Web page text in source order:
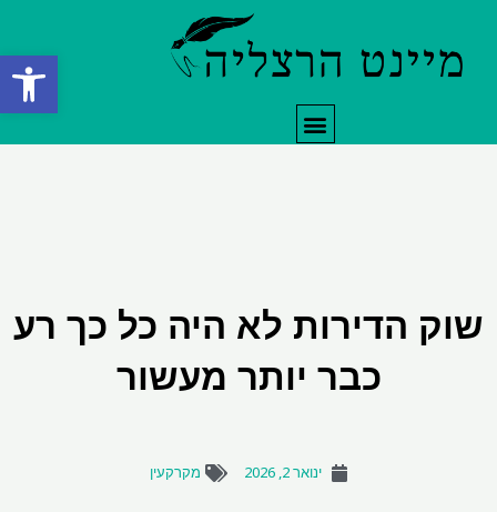
פתח
תפריט
שוק הדירות לא היה כל כך רע
כבר יותר מעשור
ינואר 2, 2026 מקרקעין